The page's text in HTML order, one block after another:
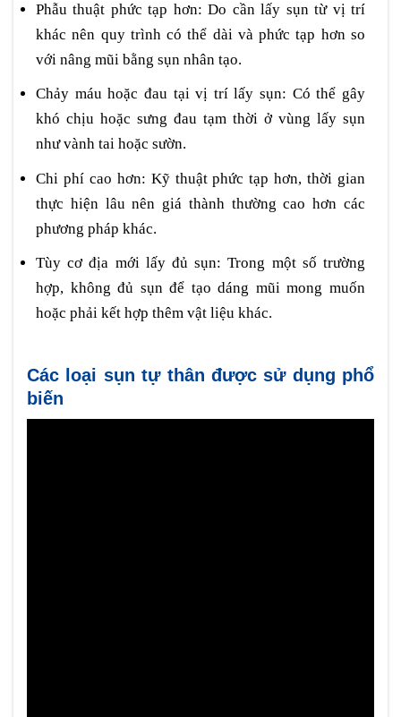
Phẫu thuật phức tạp hơn: Do cần lấy sụn từ vị trí
khác nên quy trình có thể dài và phức tạp hơn so
với nâng mũi bằng sụn nhân tạo.
Chảy máu hoặc đau tại vị trí lấy sụn: Có thể gây
khó chịu hoặc sưng đau tạm thời ở vùng lấy sụn
như vành tai hoặc sườn.
Chi phí cao hơn: Kỹ thuật phức tạp hơn, thời gian
thực hiện lâu nên giá thành thường cao hơn các
phương pháp khác.
Tùy cơ địa mới lấy đủ sụn: Trong một số trường
hợp, không đủ sụn để tạo dáng mũi mong muốn
hoặc phải kết hợp thêm vật liệu khác.
Các loại sụn tự thân được sử dụng phổ
biến